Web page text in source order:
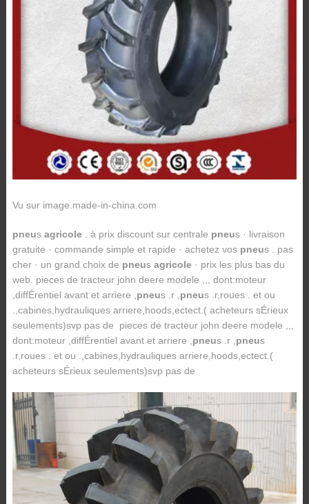
Vu sur image.made-in-china.com
pneus agricole. à prix discount sur centrale pneus · livraison
gratuite · commande simple et rapide · achetez vos pneus . pas
cher · un grand choix de pneus agricole· prix les plus bas du
web. pieces de tracteur john deere modele ,,, dont:moteur
,diffÉrentiel avant et arriere , pneus .r , pneus .r,roues . et ou
.,cabines,hydrauliques arriere,hoods,ectect.( acheteurs sÉrieux
seulements)svp pas de pieces de tracteur john deere modele ,,,
dont:moteur ,diffÉrentiel avant et arriere , pneus .r , pneus
.r,roues . et ou .,cabines,hydrauliques arriere,hoods,ectect.(
acheteurs sÉrieux seulements)svp pas de